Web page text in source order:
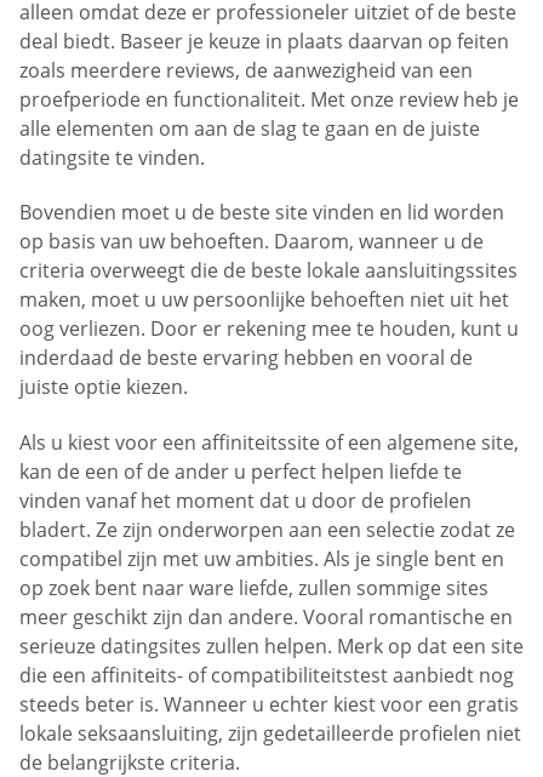
alleen omdat deze er professioneler uitziet of de beste
deal biedt. Baseer je keuze in plaats daarvan op feiten
zoals meerdere reviews, de aanwezigheid van een
proefperiode en functionaliteit. Met onze review heb je
alle elementen om aan de slag te gaan en de juiste
datingsite te vinden.
Bovendien moet u de beste site vinden en lid worden
op basis van uw behoeften. Daarom, wanneer u de
criteria overweegt die de beste lokale aansluitingssites
maken, moet u uw persoonlijke behoeften niet uit het
oog verliezen. Door er rekening mee te houden, kunt u
inderdaad de beste ervaring hebben en vooral de
juiste optie kiezen.
Als u kiest voor een affiniteitssite of een algemene site,
kan de een of de ander u perfect helpen liefde te
vinden vanaf het moment dat u door de profielen
bladert. Ze zijn onderworpen aan een selectie zodat ze
compatibel zijn met uw ambities. Als je single bent en
op zoek bent naar ware liefde, zullen sommige sites
meer geschikt zijn dan andere. Vooral romantische en
serieuze datingsites zullen helpen. Merk op dat een site
die een affiniteits- of compatibiliteitstest aanbiedt nog
steeds beter is. Wanneer u echter kiest voor een gratis
lokale seksaansluiting, zijn gedetailleerde profielen niet
de belangrijkste criteria.